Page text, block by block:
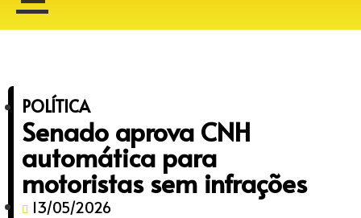
POLÍTICA
Senado aprova CNH
automática para
motoristas sem infrações
13/05/2026